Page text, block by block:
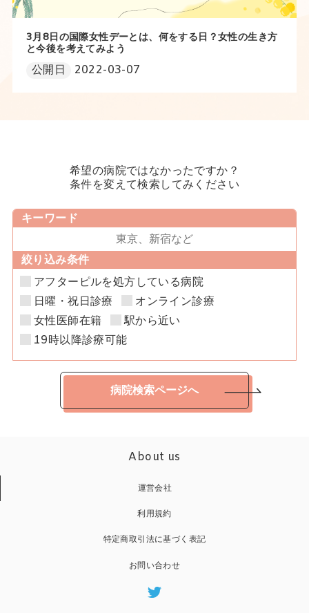
3月8日の国際女性デーとは、何をする日？女性の生き方
と今後を考えてみよう
公開日 2022-03-07
希望の病院ではなかったですか？
条件を変えて検索してみください
キーワード
絞り込み条件
アフターピルを処方している病院
日曜・祝日診療
オンライン診療
女性医師在籍
駅から近い
19時以降診療可能
病院検索ページへ
About us
運営会社
利用規約
特定商取引法に基づく表記
お問い合わせ